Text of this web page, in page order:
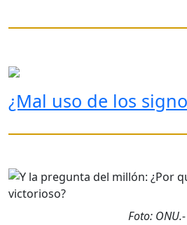
¿Mal uso de los
Foto: ONU.-